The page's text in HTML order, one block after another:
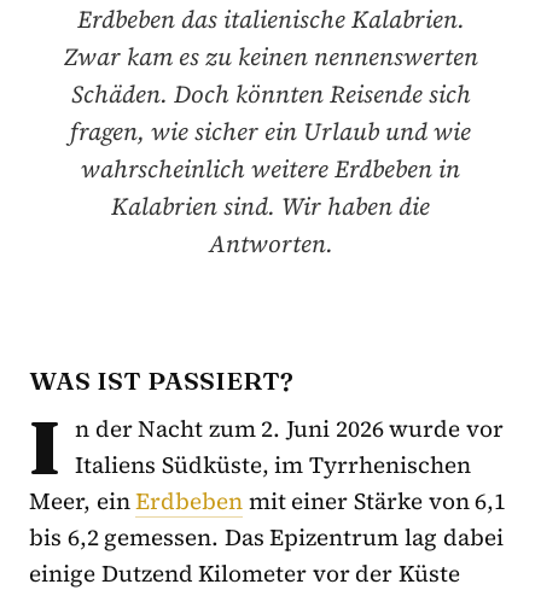
Erdbeben das italienische Kalabrien.
Zwar kam es zu keinen nennenswerten
Schäden. Doch könnten Reisende sich
fragen, wie sicher ein Urlaub und wie
wahrscheinlich weitere Erdbeben in
Kalabrien sind. Wir haben die
Antworten.
WAS IST PASSIERT?
I n der Nacht zum 2. Juni 2026 wurde vor
Italiens Südküste, im Tyrrhenischen
Meer, einErdbebenmit einer Stärke von 6,1
bis 6,2 gemessen. Das Epizentrum lag dabei
einige Dutzend Kilometer vor der Küste